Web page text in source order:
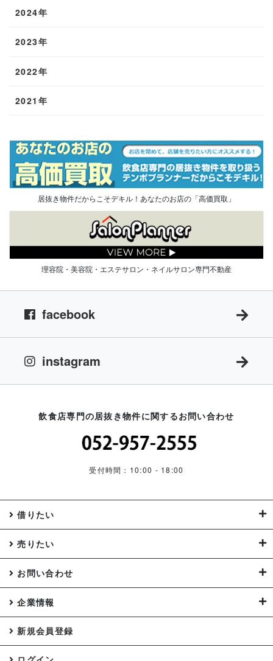
2024年
2023年
2022年
2021年
居抜き物件だからこそデキル！あなたのお店の「高価買取」
理容院・美容院・エステサロン・ネイルサロン専門不動産
facebook
instagram
飲食店専門の居抜き物件に関するお問い合わせ
受付時間：10:00 - 18:00
借りたい
売りたい
お問い合わせ
企業情報
新規会員登録